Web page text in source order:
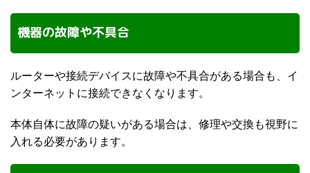
機器の故障や不具合
ルーターや接続デバイスに故障や不具合がある場合も、イ
ンターネットに接続できなくなります。
本体自体に故障の疑いがある場合は、修理や交換も視野に
入れる必要があります。